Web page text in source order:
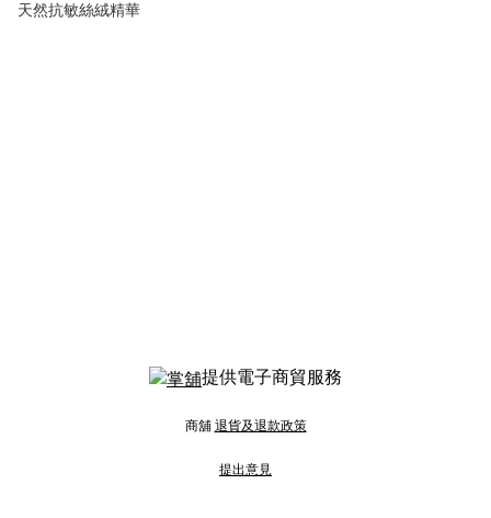
天然抗敏絲絨精華
提供電子商貿服務
商舖 退貨及退款政策
提出意見